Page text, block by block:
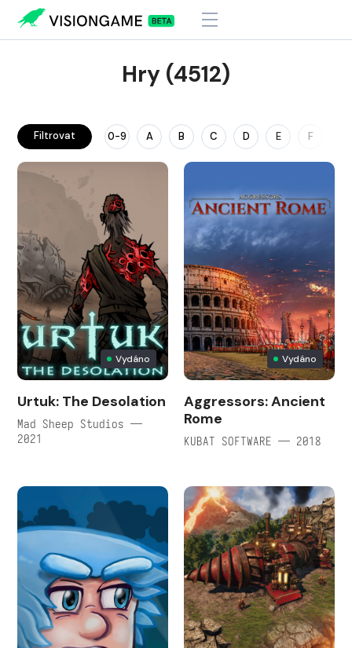
Hry (4512)
Filtrovat 0-9 A B C D E F
Vydáno
Urtuk: The Desolation
Mad Sheep Studios —
2021
Vydáno
Aggressors: Ancient
Rome
KUBAT SOFTWARE — 2018